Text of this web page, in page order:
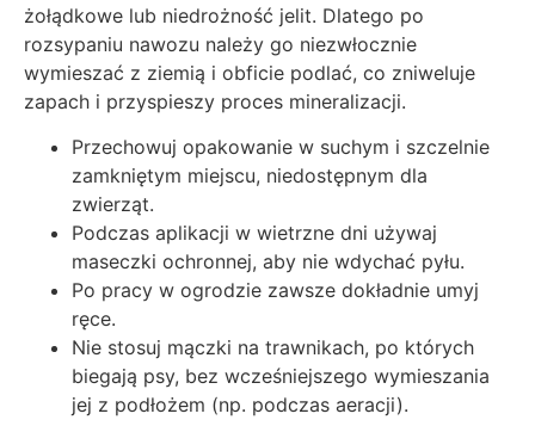
żołądkowe lub niedrożność jelit. Dlatego po
rozsypaniu nawozu należy go niezwłocznie
wymieszać z ziemią i obficie podlać, co zniweluje
zapach i przyspieszy proces mineralizacji.
Przechowuj opakowanie w suchym i szczelnie
zamkniętym miejscu, niedostępnym dla
zwierząt.
Podczas aplikacji w wietrzne dni używaj
maseczki ochronnej, aby nie wdychać pyłu.
Po pracy w ogrodzie zawsze dokładnie umyj
ręce.
Nie stosuj mączki na trawnikach, po których
biegają psy, bez wcześniejszego wymieszania
jej z podłożem (np. podczas aeracji).